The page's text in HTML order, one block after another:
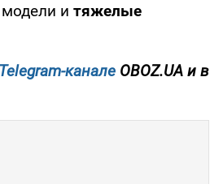
и тяжелые
Telegram-канале OBOZ.UA и в